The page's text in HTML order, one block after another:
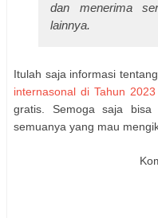
dan menerima
lainnya.
Itulah saja informasi
internasonal di Tahun 2023
gratis. Semoga saja bisa
semuanya yang mau